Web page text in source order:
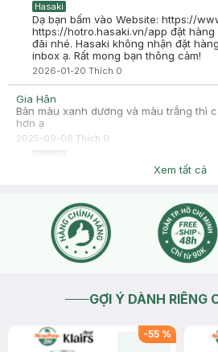
Hasaki
Dạ bạn bấm vào Website: https://
https://hotro.hasaki.vn/app đặt
đãi nhé. Hasaki không nhận đặt
inbox ạ. Rất mong bạn thông cảm!
2026-01-20 Thích 0
Gia Hân
Bản màu xanh dương và màu trắng thì
hơn ạ
2025-09-06 Thích 0
Dạ, sản phẩm được sản xuất theo
2025-09-06Thích
Xem tất cả
GỢI Ý DÀNH RIÊNG
-55 %